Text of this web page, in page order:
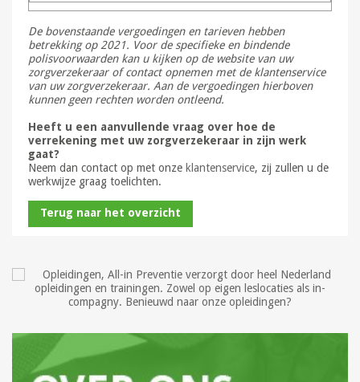
De bovenstaande vergoedingen en tarieven hebben
betrekking op 2021. Voor de specifieke en bindende
polisvoorwaarden kan u kijken op de website van uw
zorgverzekeraar of contact opnemen met de klantenservice
van uw zorgverzekeraar. Aan de vergoedingen hierboven
kunnen geen rechten worden ontleend.
Heeft u een aanvullende vraag over hoe de
verrekening met uw zorgverzekeraar in zijn werk
gaat?
Neem dan contact op met onze klantenservice, zij zullen u de
werkwijze graag toelichten.
Terug naar het overzicht